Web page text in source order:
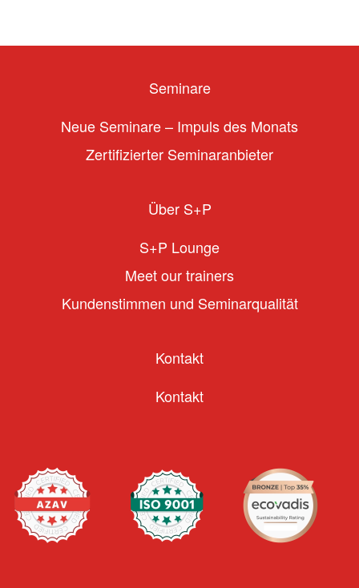
Seminare
Neue Seminare – Impuls des Monats
Zertifizierter Seminaranbieter
Über S+P
S+P Lounge
Meet our trainers
Kundenstimmen und Seminarqualität
Kontakt
Kontakt